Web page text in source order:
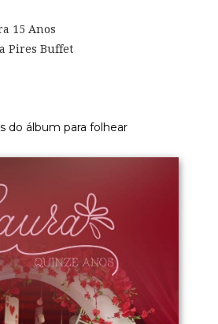
15 Anos
Pires Buffet
do álbum para folhear